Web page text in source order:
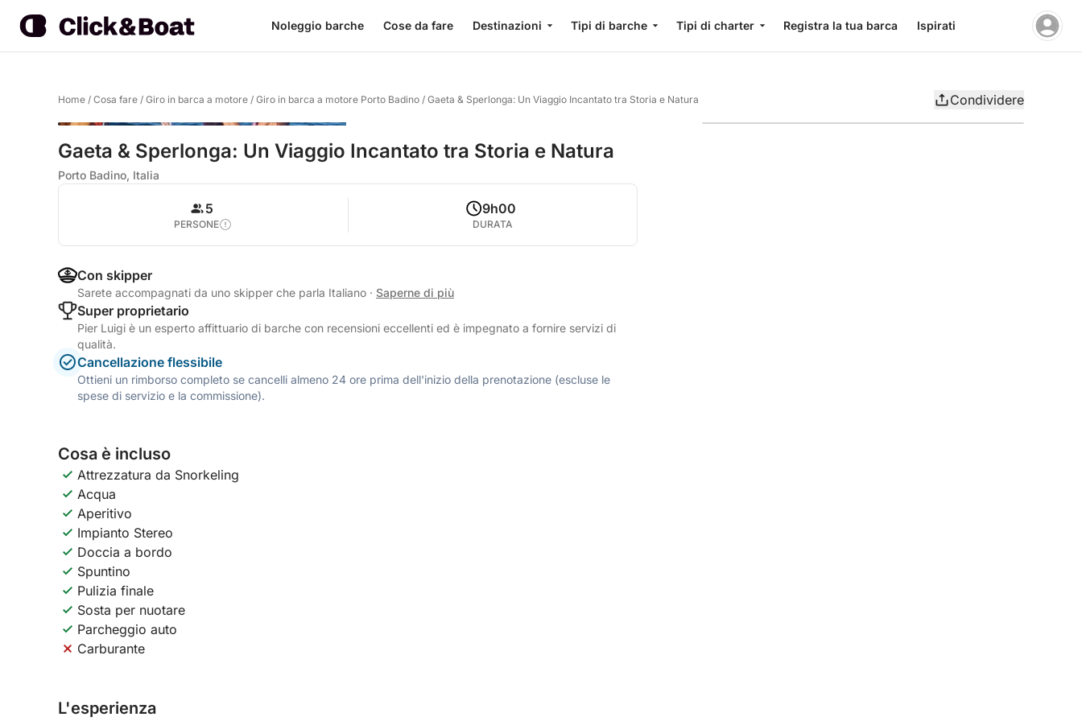
Noleggio barche Cose da fare Destinazioni Tipi di barche Tipi di charter Registra la tua barca Ispirati
Home / Cosa fare / Giro in barca a motore / Giro in barca a motore Porto Badino / Gaeta & Sperlonga: Un Viaggio Incantato tra Storia e Natura Condividere
Gaeta & Sperlonga: Un Viaggio Incantato tra Storia e Natura
Porto Badino, Italia
5
PERSONE
9h00
DURATA
Con skipper
Sarete accompagnati da uno skipper che parla Italiano · Saperne di più
Super proprietario
Pier Luigi è un esperto affittuario di barche con recensioni eccellenti ed è impegnato a fornire servizi di
qualità.
Cancellazione flessibile
Ottieni un rimborso completo se cancelli almeno 24 ore prima dell'inizio della prenotazione (escluse le
spese di servizio e la commissione).
Cosa è incluso
Attrezzatura da Snorkeling
Acqua
Aperitivo
Impianto Stereo
Doccia a bordo
Spuntino
Pulizia finale
Sosta per nuotare
Parcheggio auto
Carburante
L'esperienza